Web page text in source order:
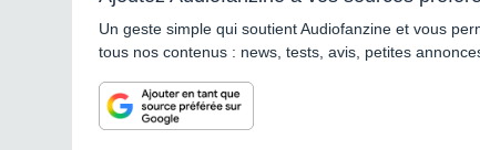
Un geste simple qui soutient Audiofanzine et vous
tous nos contenus : news, tests, avis, petites